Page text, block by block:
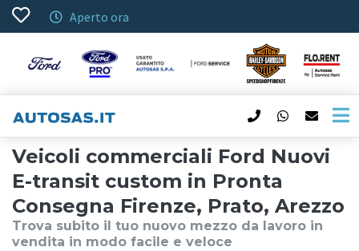
Aperto ora
Veicoli commerciali Ford Nuovi
E-transit custom in Pronta
Consegna Firenze, Prato, Arezzo
Trova subito il tuo nuovo mezzo da lavoro in
vendita in modo facile e veloce